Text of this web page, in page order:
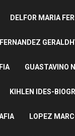
DELFOR MARIA
FERNANDEZ
GUASTAVINO
KIHLEN IDES-
LOPEZ